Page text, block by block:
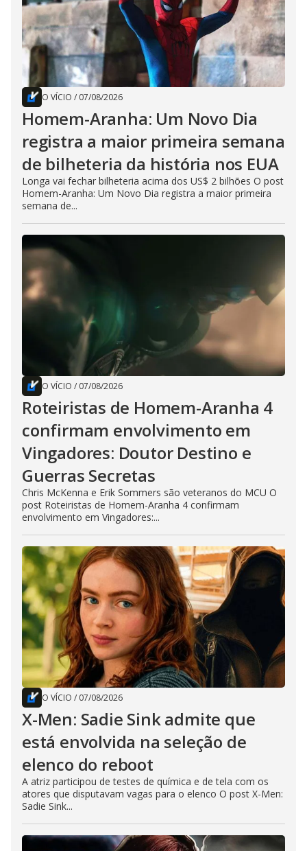
O VÍCIO / 07/08/2026
Homem-Aranha: Um Novo Dia
registra a maior primeira semana
de bilheteria da história nos EUA
Longa vai fechar bilheteria acima dos US$ 2 bilhões O post
Homem-Aranha: Um Novo Dia registra a maior primeira
semana de...
O VÍCIO / 07/08/2026
Roteiristas de Homem-Aranha 4
confirmam envolvimento em
Vingadores: Doutor Destino e
Guerras Secretas
Chris McKenna e Erik Sommers são veteranos do MCU O
post Roteiristas de Homem-Aranha 4 confirmam
envolvimento em Vingadores:...
O VÍCIO / 07/08/2026
X-Men: Sadie Sink admite que
está envolvida na seleção de
elenco do reboot
A atriz participou de testes de química e de tela com os
atores que disputavam vagas para o elenco O post X-Men:
Sadie Sink...